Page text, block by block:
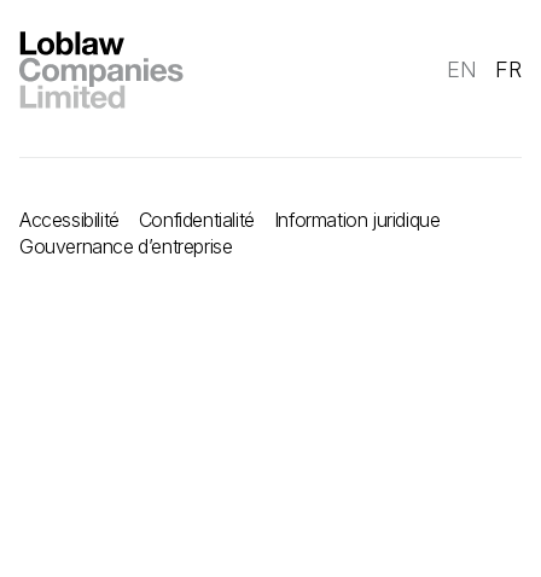
EN FR
Accessibilité Confidentialité
Information juridique
Gouvernance d’entreprise